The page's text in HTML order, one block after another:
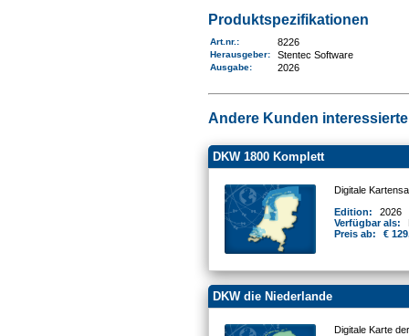
Produktspezifikationen
Art.nr.: 8226
Herausgeber: Stentec Software
Ausgabe: 2026
Andere Kunden
DKW 1800 Komplett
Digitale
Edition:
2026
Verfügbar als:
Preis ab:
€
DKW die Niederlande
Digitale Karte